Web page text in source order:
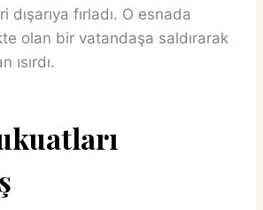
dışarıya fırladı. O esnada
olan bir vatandaşa saldırarak
ısırdı.